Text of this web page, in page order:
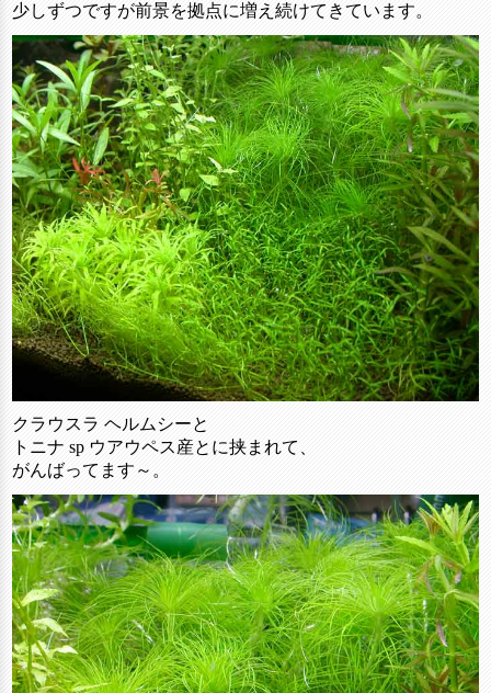
少しずつですが前景を拠点に増え続けてきています。
クラウスラ ヘルムシーと
トニナ sp ウアウペス産とに挟まれて、
がんばってます～。